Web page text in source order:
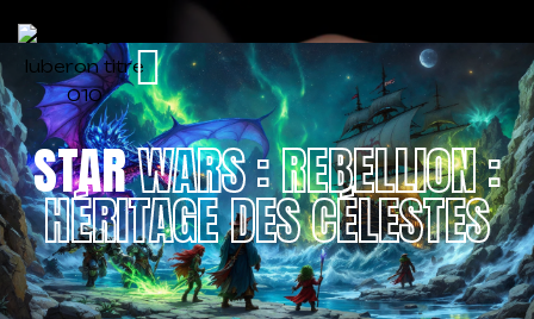
STARWARS : REBELLION :
HÉRITAGE DES CÉLESTES